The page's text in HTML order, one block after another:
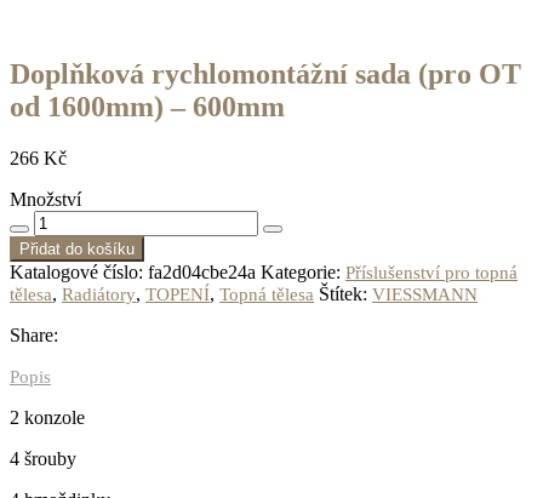
Doplňková rychlomontážní sada (pro OT
od 1600mm) – 600mm
266 Kč
Množství
Přidat do košíku
Katalogové číslo: fa2d04cbe24a Kategorie: Příslušenství pro topná
tělesa, Radiátory, TOPENÍ, Topná tělesa Štítek: VIESSMANN
Share:
Popis
2 konzole
4 šrouby